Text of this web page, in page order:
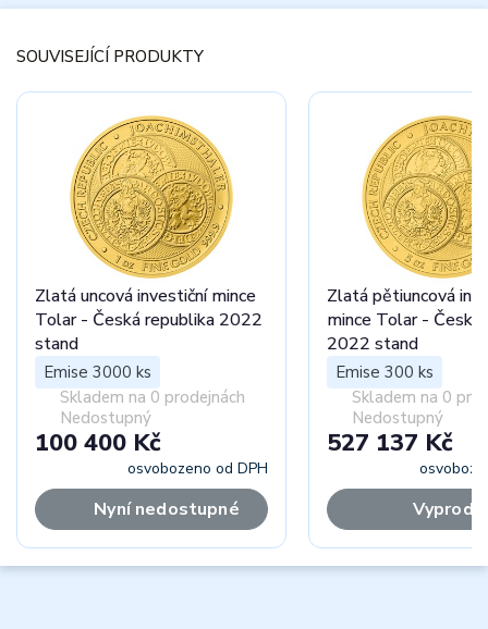
SOUVISEJÍCÍ PRODUKTY
Zlatá uncová investiční mince
Tolar - Česká republika 2022
stand
Emise 3000 ks
Skladem na 0 prodejnách
Nedostupný
100 400 Kč
osvobozeno od DPH
Nyní nedostupné
Zlatá pětiuncová
mince Tolar - Česká
2022 stand
Emise 300 ks
Skladem na 0
Nedostupný
527 137 Kč